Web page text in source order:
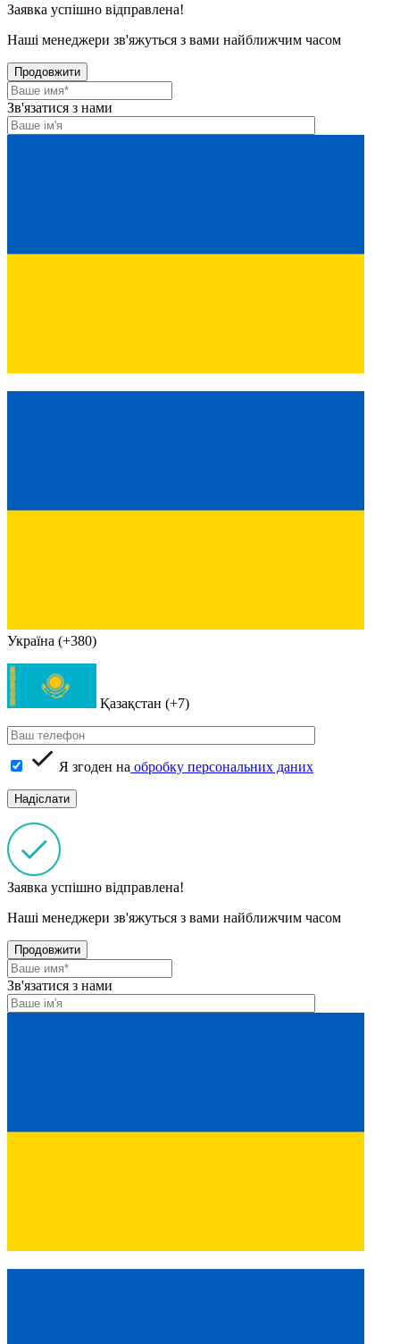
Заявка успішно відправлена!
Наші менеджери зв'яжуться з вами найближчим часом
Продовжити
Зв'язатися з нами
Україна (+380)
Қазақстан (+7)
Я згоден на обробку персональних даних
Заявка успішно відправлена!
Наші менеджери зв'яжуться з вами найближчим часом
Продовжити
Зв'язатися з нами